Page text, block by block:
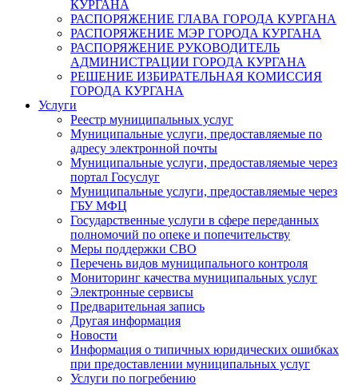
КУРГАНА
РАСПОРЯЖЕНИЕ ГЛАВА ГОРОДА КУРГАНА
РАСПОРЯЖЕНИЕ МЭР ГОРОДА КУРГАНА
РАСПОРЯЖЕНИЕ РУКОВОДИТЕЛЬ
АДМИНИСТРАЦИИ ГОРОДА КУРГАНА
РЕШЕНИЕ ИЗБИРАТЕЛЬНАЯ КОМИССИЯ
ГОРОДА КУРГАНА
Услуги
Реестр муниципальных услуг
Муниципальные услуги, предоставляемые по
адресу электронной почты
Муниципальные услуги, предоставляемые через
портал Госуслуг
Муниципальные услуги, предоставляемые через
ГБУ МФЦ
Государственные услуги в сфере переданных
полномочий по опеке и попечительству
Меры поддержки СВО
Перечень видов муниципального контроля
Мониторинг качества муниципальных услуг
Электронные сервисы
Предварительная запись
Другая информация
Новости
Информация о типичных юридических ошибках
при предоставлении муниципальных услуг
Услуги по погребению